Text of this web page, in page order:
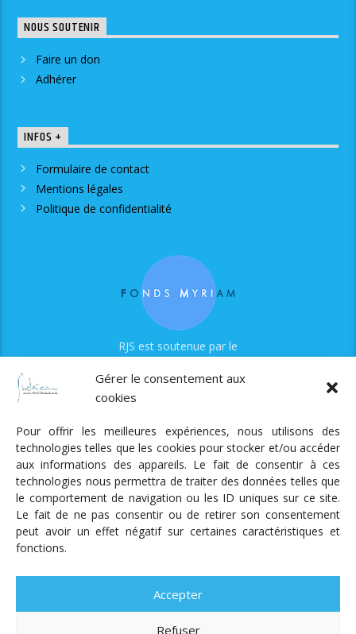
Gérer le consentement aux
cookies
Pour offrir les meilleures expériences, nous utilisons des
technologies telles que les cookies pour stocker et/ou accéder
aux informations des appareils. Le fait de consentir à ces
technologies nous permettra de traiter des données telles que
le comportement de navigation ou les ID uniques sur ce site.
Le fait de ne pas consentir ou de retirer son consentement
peut avoir un effet négatif sur certaines caractéristiques et
fonctions.
Accepter
Refuser
NOUS SOUTENIR
Faire un don
Adhérer
INFOS +
Formulaire de contact
Mentions légales
Politique de confidentialité
RJS est soutenue par le
Radio Judaica Strasbourg
Tous droits réservés
RADIO JUDAÏCA
ÉMISSIONS ET GRILLE DES PROGRAMMES
PODCASTS
UN DON
ADHÉRER MENTIONS LÉGALES
RÉAL.